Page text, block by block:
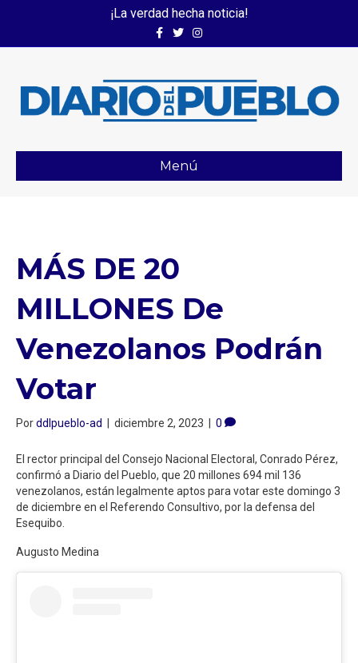
¡La verdad hecha noticia!
FacebookTwitterInstagram
Menú
MÁS DE 20
MILLONES De
Venezolanos Podrán
Votar
Porddlpueblo-ad | diciembre 2, 2023 | 0
El rector principal del Consejo Nacional Electoral, Conrado Pérez,
confirmó a Diario del Pueblo, que 20 millones 694 mil 136
venezolanos, están legalmente aptos para votar este domingo 3
de diciembre en el Referendo Consultivo, por la defensa del
Esequibo.
Augusto Medina